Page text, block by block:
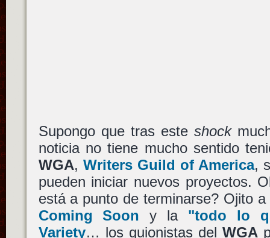
Supongo que tras este shock
noticia no tiene mucho sentido
WGA, Writers Guild of America,
pueden iniciar nuevos proyectos.
está a punto de terminarse? Ojito
Coming Soon y la "todo lo
Variety… los guionistas delWGA